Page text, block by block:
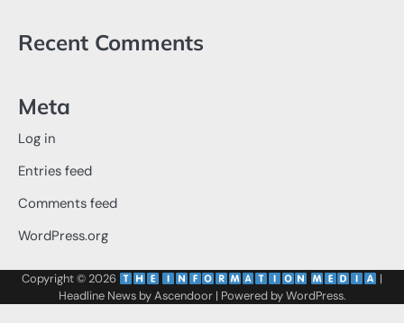
Recent Comments
Meta
Log in
Entries feed
Comments feed
WordPress.org
Copyright © 2026
|
Headline News byAscendoor| Powered byWordPress.